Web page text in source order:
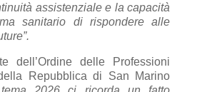
assistenziale e la capacità
sanitario di rispondere alle
dell’Ordine delle Professioni
Repubblica di San Marino